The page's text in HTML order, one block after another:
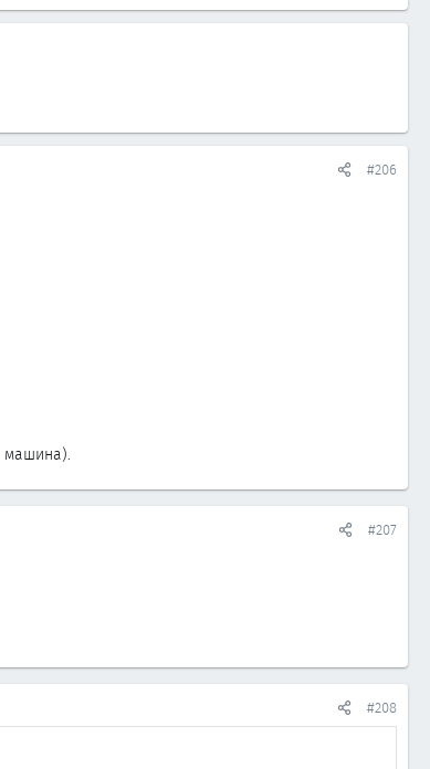
#206
машина).
#207
#208